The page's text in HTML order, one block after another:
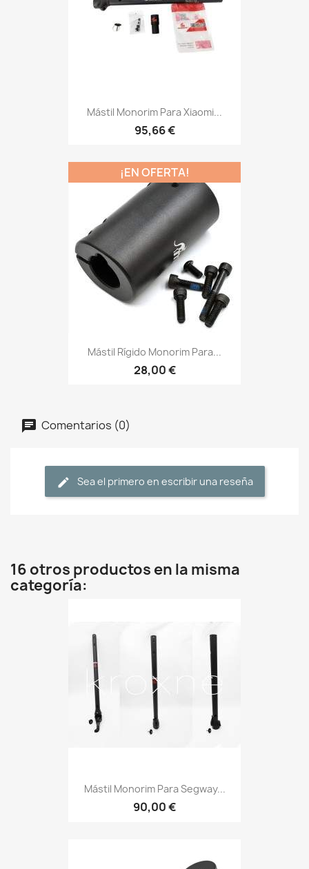
Mástil Monorim Para Xiaomi...
95,66 €
Mástil Rígido Monorim Para...
28,00 €
¡EN OFERTA!
Comentarios (0)
Sea el primero en escribir una reseña
16 otros productos en la misma
categoría:
Mástil Monorim Para Segway...
90,00 €